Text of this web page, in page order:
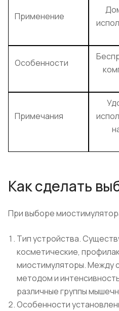
Применение
Особенности
Примечания
Как сделать
При выборе
Тип устройства.
косметические,
миостимуляторы. Между
методом и
различные группы
Особенности